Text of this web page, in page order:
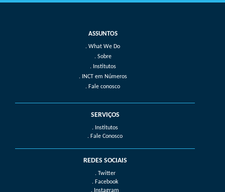
What We Do
Sobre
Institutos
INCT em Números
Fale conosco
SERVIÇOS
. Institutos
. Fale Conosco
REDES SOCIAIS
. Twitter
. Facebook
. Instagram